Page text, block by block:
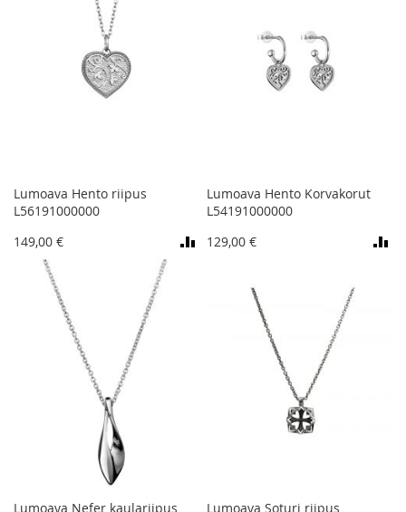
Lumoava Hento riipus
L56191000000
149,00 €
Lumoava Hento Korvakorut
L54191000000
129,00 €
Lumoava Nefer kaulariipus
Lumoava Soturi riipus